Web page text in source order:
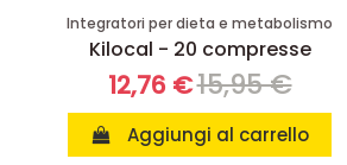
Integratori per dieta e metabolismo
Kilocal - 20 compresse
12,76 €15,95 €
Aggiungi al carrello